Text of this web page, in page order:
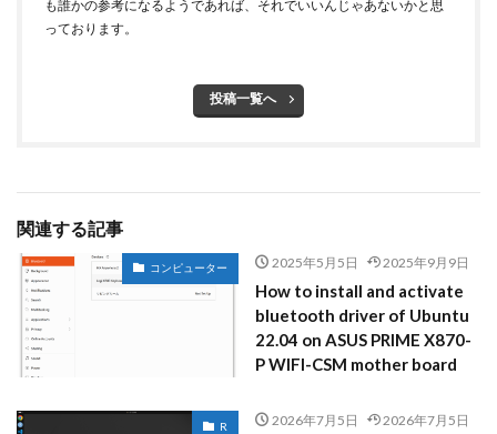
も誰かの参考になるようであれば、それでいいんじゃあないかと思
っております。
投稿一覧へ
関連する記事
コンピューター 2025年5月5日 2025年9月9日
How to install and activate
bluetooth driver of Ubuntu
22.04 on ASUS PRIME X870-
P WIFI-CSM mother board
R 2026年7月5日 2026年7月5日